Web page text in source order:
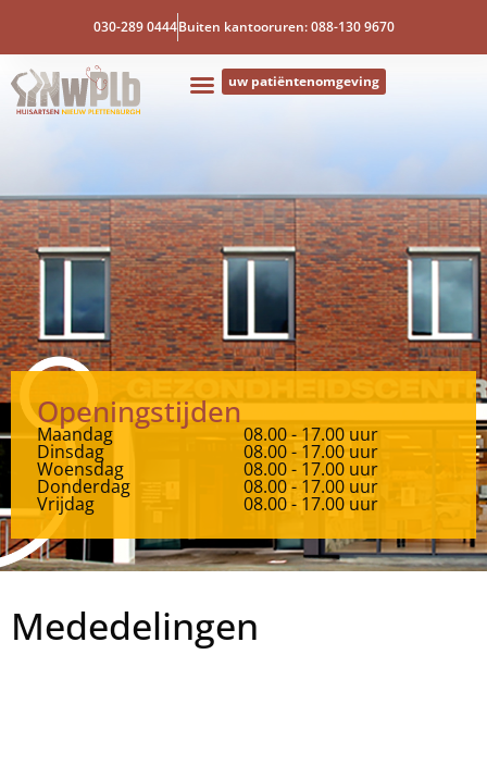
030-289 0444Buiten kantooruren: 088-130 9670
uw patiëntenomgeving
Openingstijden
Maandag 08.00 - 17.00 uur
Dinsdag 08.00 - 17.00 uur
Woensdag 08.00 - 17.00 uur
Donderdag 08.00 - 17.00 uur
Vrijdag 08.00 - 17.00 uur
Mededelingen